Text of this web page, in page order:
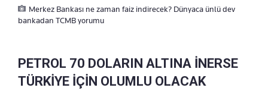
Merkez Bankası ne zaman faiz indirecek? Dünyaca ünlü dev
bankadan TCMB yorumu
PETROL 70 DOLARIN ALTINA İNERSE
TÜRKİYE İÇİN OLUMLU OLACAK